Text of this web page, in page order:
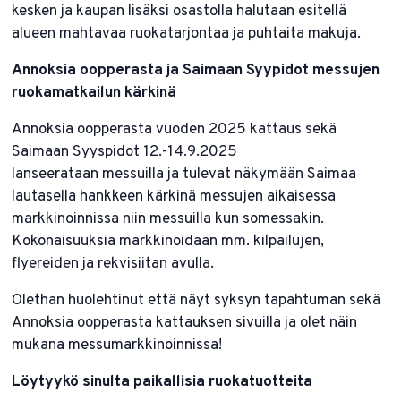
kesken ja kaupan lisäksi osastolla halutaan esitellä
alueen mahtavaa ruokatarjontaa ja puhtaita makuja.
Annoksia oopperasta ja Saimaan Syypidot messujen
ruokamatkailun kärkinä
Annoksia oopperasta vuoden 2025 kattaus sekä
Saimaan Syyspidot 12.-14.9.2025
lanseerataan messuilla ja tulevat näkymään Saimaa
lautasella hankkeen kärkinä messujen aikaisessa
markkinoinnissa niin messuilla kun somessakin.
Kokonaisuuksia markkinoidaan mm. kilpailujen,
flyereiden ja rekvisiitan avulla.
Olethan huolehtinut että näyt syksyn tapahtuman sekä
Annoksia oopperasta kattauksen sivuilla ja olet näin
mukana messumarkkinoinnissa!
Löytyykö sinulta paikallisia ruokatuotteita